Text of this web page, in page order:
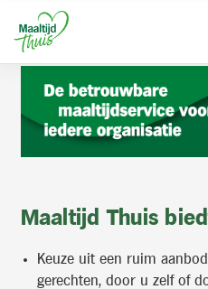
portaal
Maaltijd Thuis
Keuze uit een ruim
gerechten, door u zelf of